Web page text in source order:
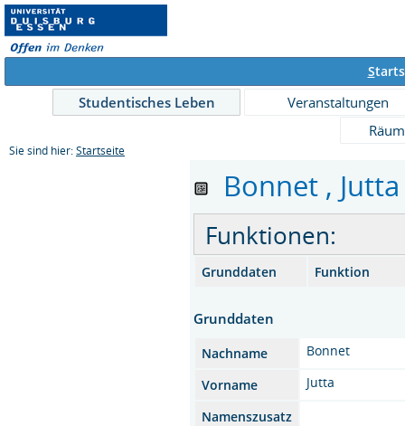
S
Studentisches Leben
Veranstaltungen
Sie sind hier: Startseite
Bonnet ,
Funktionen:
Grunddaten Funktion
Grunddaten
Nachname
Bonnet
Vorname
Jutta
Namenszusatz